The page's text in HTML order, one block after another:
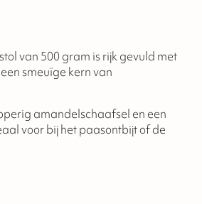
van 500 gram is rijk gevuld met
smeuïge kern van
amandelschaafsel en een
voor bij het paasontbijt of de